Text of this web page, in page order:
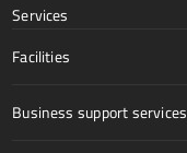
Services
Facilities
Business support services